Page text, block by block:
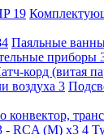
19
Паяльные
приборы
корд (витая
воздуха 3
конвектор,
- RCA (M) x3 4